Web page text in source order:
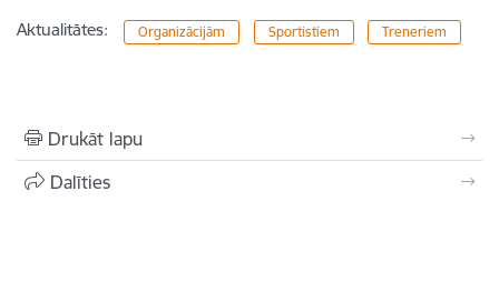
Aktualitātes: Organizācijām Sportistiem Treneriem
Drukāt lapu
Dalīties